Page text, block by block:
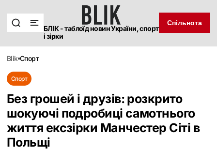
БЛІК - таблоїд новин України, спорт
і зірки
Спільнота
blik спорт
Спорт
Без грошей і друзів: розкрито
шокуючі подробиці самотнього
життя ексзірки Манчестер Сіті в
Польщі